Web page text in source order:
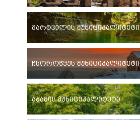
მარტვილის მუნიციპალიტეტი
ჩხოროწყუს მუნიციპალიტეტი
აბაშის მუნიციპალიტეტი